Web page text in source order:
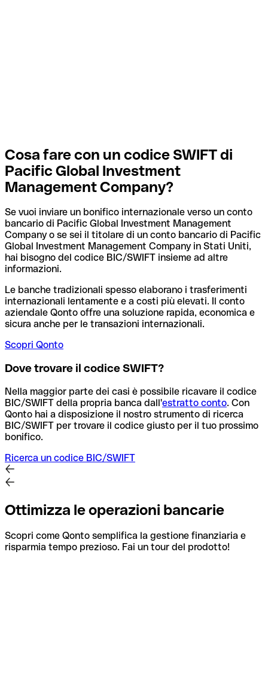
Cosa fare con un codice SWIFT di
Pacific Global Investment
Management Company?
Se vuoi inviare un bonifico internazionale verso un conto
bancario di Pacific Global Investment Management
Company o se sei il titolare di un conto bancario di Pacific
Global Investment Management Company in Stati Uniti,
hai bisogno del codice BIC/SWIFT insieme ad altre
informazioni.
Le banche tradizionali spesso elaborano i trasferimenti
internazionali lentamente e a costi più elevati. Il conto
aziendale Qonto offre una soluzione rapida, economica e
sicura anche per le transazioni internazionali.
Scopri Qonto
Dove trovare il codice SWIFT?
Nella maggior parte dei casi è possibile ricavare il codice
BIC/SWIFT della propria banca dall'estratto conto. Con
Qonto hai a disposizione il nostro strumento di ricerca
BIC/SWIFT per trovare il codice giusto per il tuo prossimo
bonifico.
Ricerca un codice BIC/SWIFT
Ottimizza le operazioni bancarie
Scopri come Qonto semplifica la gestione finanziaria e
risparmia tempo prezioso. Fai un tour del prodotto!